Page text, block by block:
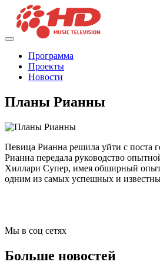
Программа
Проекты
Новости
Планы Рианны
Певица Рианна решила уйти с поста
Рианна передала руководство
Хиллари Супер, имея обширный опыт
одним из самых успешных и
Мы в соц сетях
Больше новостей